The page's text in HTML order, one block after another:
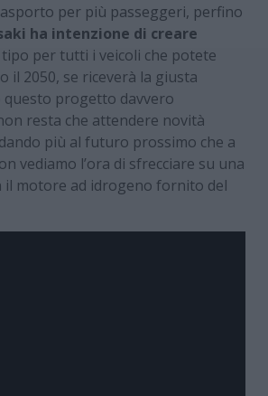
per più passeggeri, perfino
ha intenzione di creare
per tutti i veicoli che potete
il 2050, se riceverà la giusta
progetto davvero
resta che attendere novità
più al futuro prossimo che a
vediamo l’ora di sfrecciare su una
il motore ad idrogeno fornito del